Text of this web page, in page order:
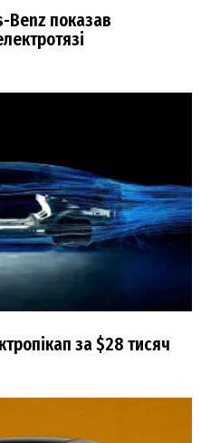
Benz показав
за $28 тисяч